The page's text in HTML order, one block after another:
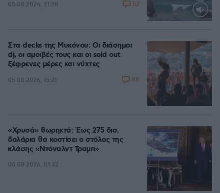
Loaded
05.08.2026, 21:28 52
Στα decks της Μυκόνου: Οι διάσημοι
dj, οι αμοιβές τους και οι sold out
ξέφρενες μέρες και νύχτες
05.08.2026, 15:21 88
«Χρυσά» θωρηκτά: Έως 275 δισ.
δολάρια θα κοστίσει ο στόλος της
κλάσης «Ντόναλντ Τραμπ»
06.08.2026, 01:32